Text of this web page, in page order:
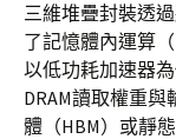
三維堆疊封裝透
了記憶體內運算
以低功耗加速器
DRAM讀取權重
體（HBM）或靜